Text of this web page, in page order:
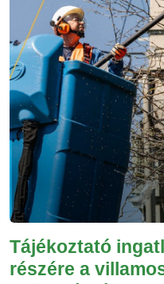
Tájékoztató
részére a